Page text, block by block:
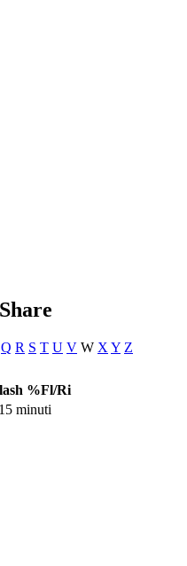
Q R S T U V W X Y Z
%Fl/Ri
minuti